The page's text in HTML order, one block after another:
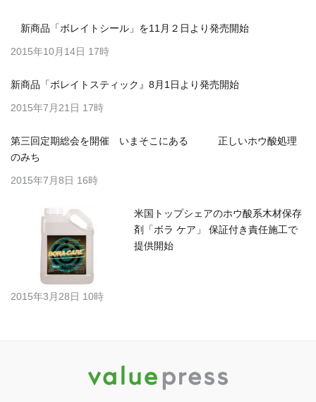
新商品「ボレイトシール」を11月２日より発売開始
2015年10月14日 17時
新商品「ボレイトスティック』8月1日より発売開始
2015年7月21日 17時
第三回定期総会を開催 いまそこにある 正しいホウ酸処理
のみち
2015年7月8日 16時
米国トップシェアのホウ酸系木材保存
剤「ボラ ケア」 保証付き責任施工で
提供開始
2015年3月28日 10時